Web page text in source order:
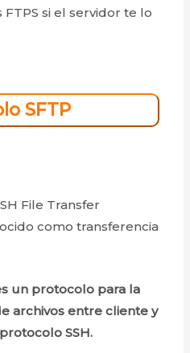
si el servidor te lo
SFTP
File Transfer
como transferencia
un protocolo para la
archivos entre cliente y
SSH.